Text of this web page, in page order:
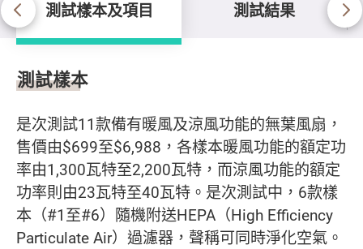
測試樣本及項目 測試結果
測試樣本及項目
測試樣本
是次測試11款備有暖風及涼風功能的無葉風扇，
售價由$699至$6,988，各樣本暖風功能的額定功
率由1,300瓦特至2,200瓦特，而涼風功能的額定
功率則由23瓦特至40瓦特。是次測試中，6款樣
本（#1至#6）隨機附送HEPA（High Efficiency
Particulate Air）過濾器，聲稱可同時淨化空氣。